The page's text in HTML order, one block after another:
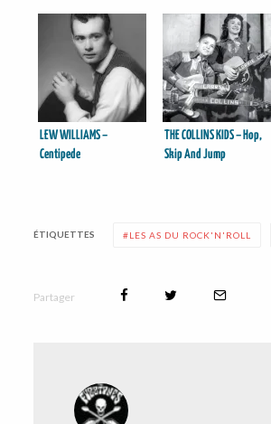
LEW WILLIAMS –
Centipede
THE COLLINS KIDS – Hop,
Skip And Jump
ÉTIQUETTES LES AS DU ROCK'N'ROLL
Partager